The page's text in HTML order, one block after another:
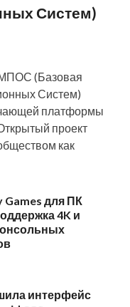
Систем)
(Базовая
Систем)
платформы
проект
как
Games для ПК
4K и
интерфейс